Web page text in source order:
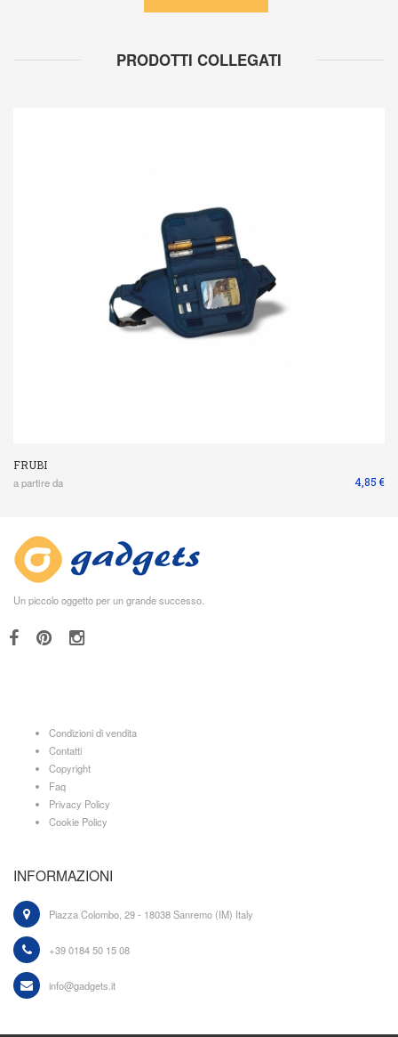
PRODOTTI COLLEGATI
FRUBI
4,85 €
a partire da
Un piccolo oggetto per un grande successo.
Condizioni di vendita
Contatti
Copyright
Faq
Privacy Policy
Cookie Policy
INFORMAZIONI
Piazza Colombo, 29 - 18038 Sanremo (IM) Italy
+39 0184 50 15 08
info@gadgets.it